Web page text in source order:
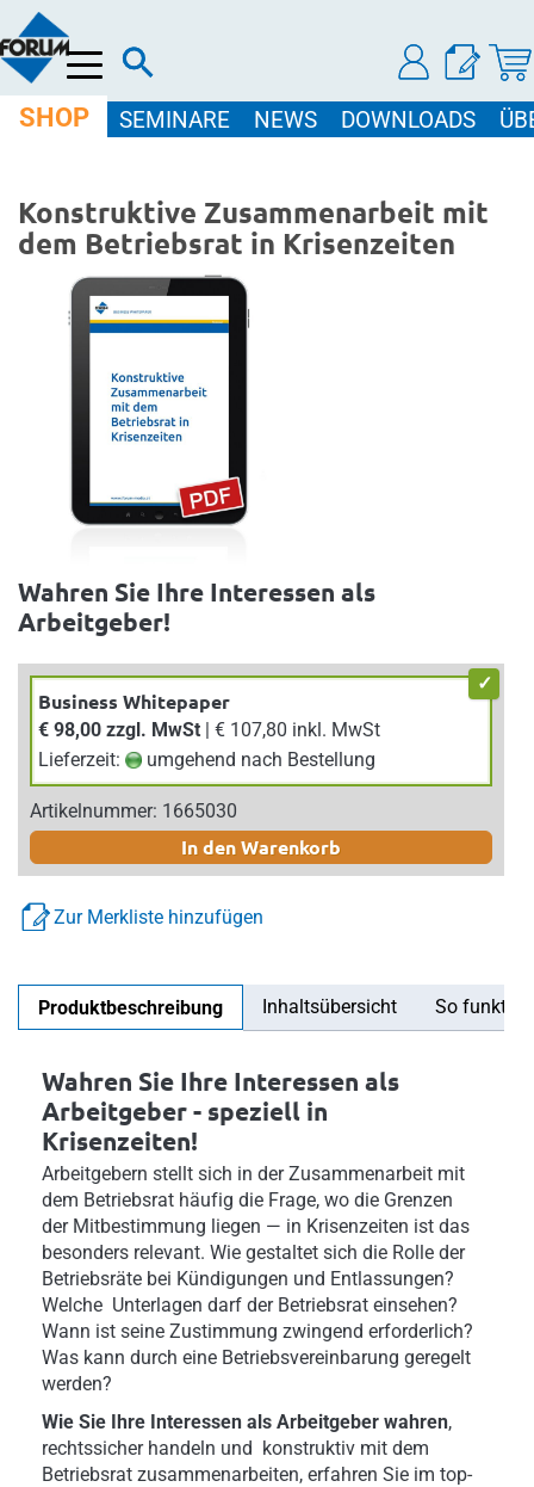
Menü
SHOP SEMINARE NEWS DOWNLOADS
Konstruktive Zusammenarbeit mit
dem Betriebsrat in Krisenzeiten
Wahren Sie Ihre Interessen als
Arbeitgeber!
Business Whitepaper
€ 98,00 zzgl. MwSt
| € 107,80 inkl. MwSt
Lieferzeit:
umgehend nach Bestellung
Artikelnummer: 1665030
In den Warenkorb
Zur Merkliste hinzufügen
Produktbeschreibung Inhaltsübersicht So
Wahren Sie Ihre Interessen als
Arbeitgeber - speziell in
Krisenzeiten!
Arbeitgebern stellt sich in der Zusammenarbeit mit
dem Betriebsrat häufig die Frage, wo die Grenzen
der Mitbestimmung liegen — in Krisenzeiten ist das
besonders relevant. Wie gestaltet sich die Rolle der
Betriebsräte bei Kündigungen und Entlassungen?
Welche Unterlagen darf der Betriebsrat einsehen?
Wann ist seine Zustimmung zwingend erforderlich?
Was kann durch eine Betriebsvereinbarung geregelt
werden?
Wie Sie Ihre Interessen als Arbeitgeber wahren,
rechtssicher handeln und konstruktiv mit dem
Betriebsrat zusammenarbeiten, erfahren Sie im top-